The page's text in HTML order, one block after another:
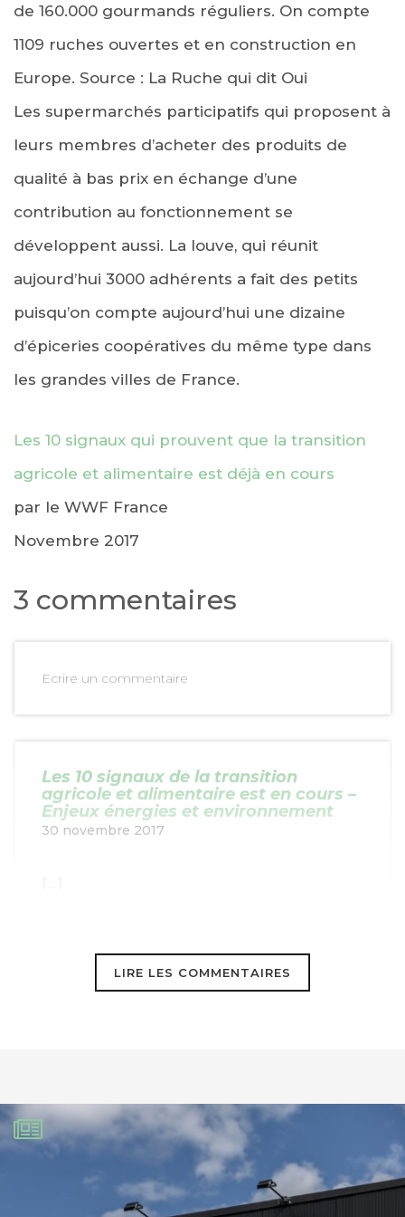
de 160.000 gourmands réguliers. On compte
1109 ruches ouvertes et en construction en
Europe. Source : La Ruche qui dit Oui
Les supermarchés participatifs qui proposent à
leurs membres d’acheter des produits de
qualité à bas prix en échange d’une
contribution au fonctionnement se
développent aussi. La louve, qui réunit
aujourd’hui 3000 adhérents a fait des petits
puisqu’on compte aujourd’hui une dizaine
d’épiceries coopératives du même type dans
les grandes villes de France.
Les 10 signaux qui prouvent que la transition
agricole et alimentaire est déjà en cours
par le WWF France
Novembre 2017
3 commentaires
Ecrire un commentaire
Les 10 signaux de la transition
agricole et alimentaire est en cours –
Enjeux énergies et environnement
30 novembre 2017
10-signaux-de-la-transition-agricole-et-
Jean Grossmann 3 décembre 2017
Bravo à WWF France. On ne peut pas
être plus clair. Cela est vraiment une
LIRE LES COMMENTAIRES